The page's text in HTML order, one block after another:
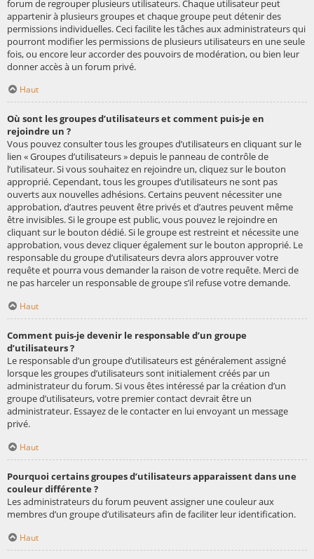
forum de regrouper plusieurs utilisateurs. Chaque utilisateur peut
appartenir à plusieurs groupes et chaque groupe peut détenir des
permissions individuelles. Ceci facilite les tâches aux administrateurs qui
pourront modifier les permissions de plusieurs utilisateurs en une seule
fois, ou encore leur accorder des pouvoirs de modération, ou bien leur
donner accès à un forum privé.
Haut
Où sont les groupes d’utilisateurs et comment puis-je en
rejoindre un ?
Vous pouvez consulter tous les groupes d’utilisateurs en cliquant sur le
lien « Groupes d’utilisateurs » depuis le panneau de contrôle de
l’utilisateur. Si vous souhaitez en rejoindre un, cliquez sur le bouton
approprié. Cependant, tous les groupes d’utilisateurs ne sont pas
ouverts aux nouvelles adhésions. Certains peuvent nécessiter une
approbation, d’autres peuvent être privés et d’autres peuvent même
être invisibles. Si le groupe est public, vous pouvez le rejoindre en
cliquant sur le bouton dédié. Si le groupe est restreint et nécessite une
approbation, vous devez cliquer également sur le bouton approprié. Le
responsable du groupe d’utilisateurs devra alors approuver votre
requête et pourra vous demander la raison de votre requête. Merci de
ne pas harceler un responsable de groupe s’il refuse votre demande.
Haut
Comment puis-je devenir le responsable d’un groupe
d’utilisateurs ?
Le responsable d’un groupe d’utilisateurs est généralement assigné
lorsque les groupes d’utilisateurs sont initialement créés par un
administrateur du forum. Si vous êtes intéressé par la création d’un
groupe d’utilisateurs, votre premier contact devrait être un
administrateur. Essayez de le contacter en lui envoyant un message
privé.
Haut
Pourquoi certains groupes d’utilisateurs apparaissent dans une
couleur différente ?
Les administrateurs du forum peuvent assigner une couleur aux
membres d’un groupe d’utilisateurs afin de faciliter leur identification.
Haut